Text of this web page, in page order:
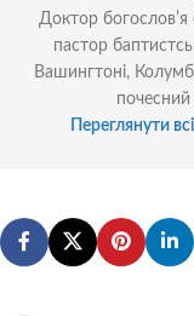
Доктор
пастор
Вашингтоні,
почесний
Переглянути